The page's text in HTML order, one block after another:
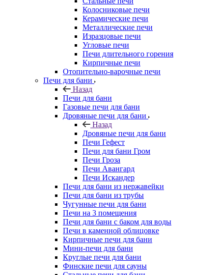
Колосниковые печи
Керамические печи
Металлические печи
Изразцовые печи
Угловые печи
Печи длительного горения
Кирпичные печи
Отопительно-варочные печи
Печи для бани
Назад
Печи для бани
Газовые печи для бани
Дровяные печи для бани
Назад
Дровяные печи для бани
Печи Гефест
Печи для бани Гром
Печи Гроза
Печи Авангард
Печи Искандер
Печи для бани из нержавейки
Печи для бани из трубы
Чугунные печи для бани
Печи на 3 помещения
Печи для бани с баком для воды
Печи в каменной облицовке
Кирпичные печи для бани
Мини-печи для бани
Круглые печи для бани
Финские печи для сауны